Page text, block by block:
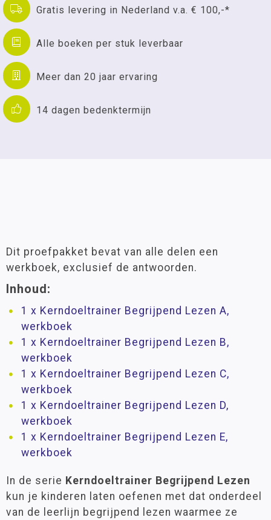
Gratis levering in Nederland v.a. € 100,-*
Alle boeken per stuk leverbaar
Meer dan 20 jaar ervaring
14 dagen bedenktermijn
Dit proefpakket bevat van alle delen een
werkboek, exclusief de antwoorden.
Inhoud:
1 x Kerndoeltrainer Begrijpend Lezen A,
werkboek
1 x Kerndoeltrainer Begrijpend Lezen B,
werkboek
1 x Kerndoeltrainer Begrijpend Lezen C,
werkboek
1 x Kerndoeltrainer Begrijpend Lezen D,
werkboek
1 x Kerndoeltrainer Begrijpend Lezen E,
werkboek
In de serie Kerndoeltrainer Begrijpend Lezen
kun je kinderen laten oefenen met dat onderdeel
van de leerlijn begrijpend lezen waarmee ze